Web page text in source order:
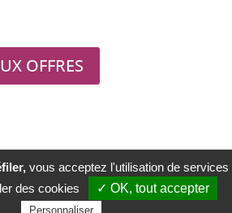
OFFRES
Caillé 2020
Mentions légales
de confidentialité
vous acceptez l'utilisation de services
des cookies
✓ OK, tout accepter
Personnaliser